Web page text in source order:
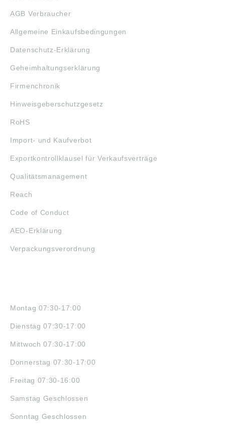
AGB Verbraucher
Allgemeine Einkaufsbedingungen
Datenschutz-Erklärung
Geheimhaltungserklärung
Firmenchronik
Hinweisgeberschutzgesetz
RoHS
Import- und Kaufverbot
Exportkontrollklausel für Verkaufsverträge
Qualitätsmanagement
Reach
Code of Conduct
AEO-Erklärung
Verpackungsverordnung
Montag 07:30-17:00
Dienstag 07:30-17:00
Mittwoch 07:30-17:00
Donnerstag 07:30-17:00
Freitag 07:30-16:00
Samstag Geschlossen
Sonntag Geschlossen